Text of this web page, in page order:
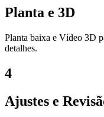
Planta e 3D
Planta baixa e Vídeo 3D
detalhes.
4
Ajustes e